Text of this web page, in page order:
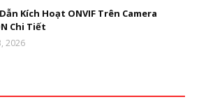
Kích Hoạt ONVIF Trên Camera
Chi Tiết
2026